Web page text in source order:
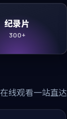
纪录片
300+
线观看一站直达
99:07